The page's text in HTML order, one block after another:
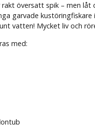
översatt spik – men låt
garvade
vatten! Mycket liv och
med: